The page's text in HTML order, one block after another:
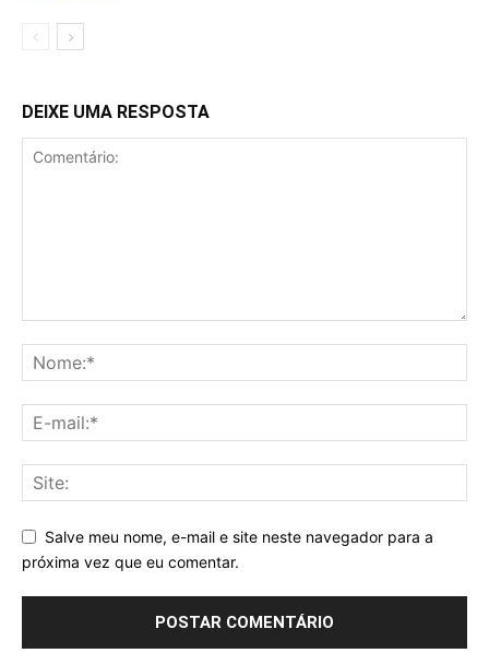
DEIXE UMA RESPOSTA
Salve meu nome, e-mail e site neste navegador para a
próxima vez que eu comentar.